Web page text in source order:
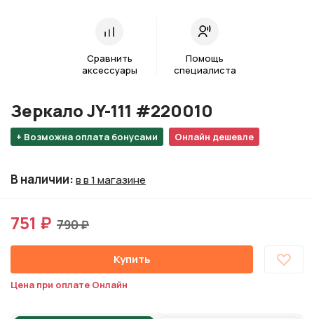
Сравнить
аксессуары
Помощь
специалиста
+ Возможна оплата бонусами Онлайн дешевле
Зеркало JY-111 #220010
В наличии:в в 1 магазине
751 ₽ 790 ₽
Купить
Цена при оплате Онлайн